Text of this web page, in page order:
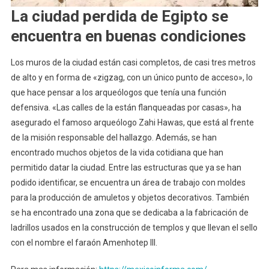
La ciudad perdida de Egipto se
encuentra en buenas condiciones
Los muros de la ciudad están casi completos, de casi tres metros
de alto y en forma de «zigzag, con un único punto de acceso», lo
que hace pensar a los arqueólogos que tenía una función
defensiva. «Las calles de la están flanqueadas por casas», ha
asegurado el famoso arqueólogo Zahi Hawas, que está al frente
de la misión responsable del hallazgo. Además, se han
encontrado muchos objetos de la vida cotidiana que han
permitido datar la ciudad. Entre las estructuras que ya se han
podido identificar, se encuentra un área de trabajo con moldes
para la producción de amuletos y objetos decorativos. También
se ha encontrado una zona que se dedicaba a la fabricación de
ladrillos usados en la construcción de templos y que llevan el sello
con el nombre el faraón Amenhotep III.